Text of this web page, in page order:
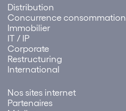
Distribution
Concurrence consommation
Immobilier
IT / IP
Corporate
Restructuring
International
Nos sites internet
Partenaires